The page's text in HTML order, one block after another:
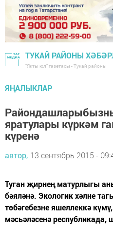
ТУКАЙ РАЙОНЫ
"Якты юл" газетасы - Тукай районы
ЯҢАЛЫКЛАР
яратулары күркәм
күренә
автор, 13 сентябрь 2015 -
Туган җирнең матурлыгы
бәяләнә. Экологик хәлне
төбәгебезне яшеллеккә
мәсьәләсенә республикада,